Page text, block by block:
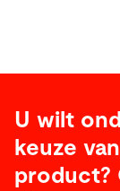
U wilt
keuze
product?